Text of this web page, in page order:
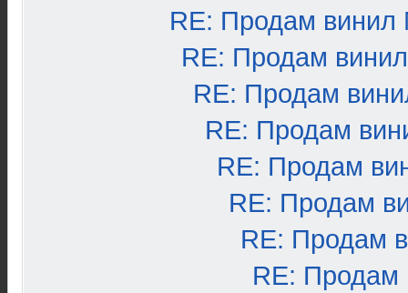
RE: Продам винил
RE: Продам
RE: Продам
RE: Продам
RE: Продам
RE: Продам
RE: Продам
RE: Продам